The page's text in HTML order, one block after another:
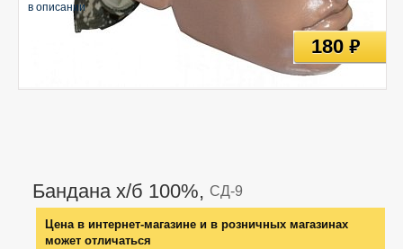
Бандана х/б 100%, СД-9
Цена в интернет-магазине и в розничных магазинах
может отличаться
в описании
180руб